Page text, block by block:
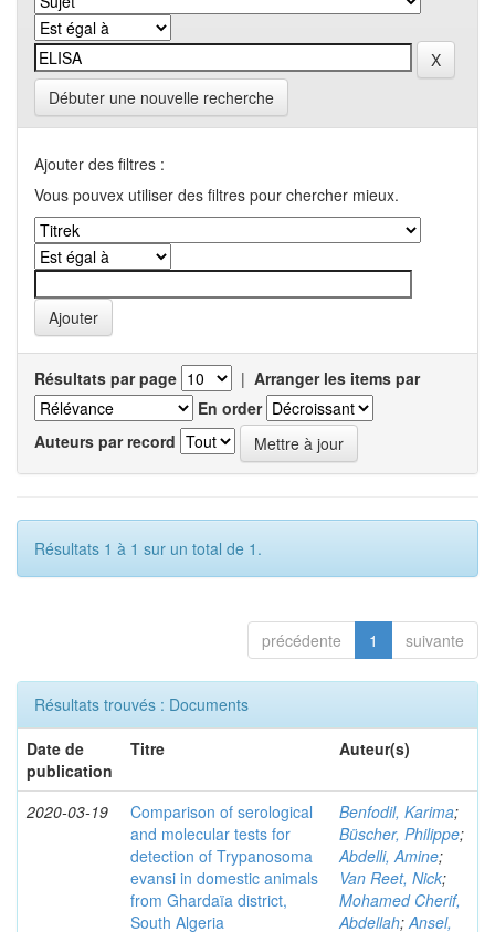
Débuter une nouvelle recherche
Ajouter des filtres :
Vous pouvex utiliser des filtres pour chercher mieux.
Résultats par page | Arranger les items par
En order
Auteurs par record
Résultats 1 à 1 sur un total de 1.
précédente 1 suivante
Résultats trouvés : Documents
Date de
publication
Titre Auteur(s)
2020-03-19
Comparison of serological
and molecular tests for
detection of Trypanosoma
evansi in domestic animals
from Ghardaïa district,
South Algeria
Benfodil, Karima;
Büscher, Philippe;
Abdelli, Amine;
Van Reet, Nick;
Mohamed Cherif,
Abdellah;Ansel,